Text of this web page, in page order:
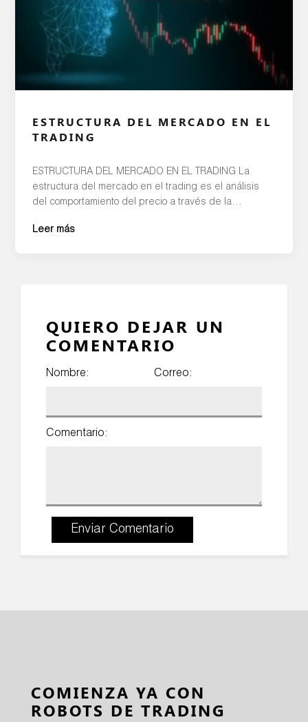
ESTRUCTURA DEL MERCADO EN EL
TRADING
ESTRUCTURA DEL MERCADO EN EL TRADING La
estructura del mercado en el trading es el análisis
del comportamiento del precio a través de la
reconocer si el mercado se encuentra en una
Leer más
QUIERO DEJAR UN
COMENTARIO
Nombre: Correo:
Comentario:
Enviar Comentario
COMIENZA YA CON
ROBOTS DE TRADING